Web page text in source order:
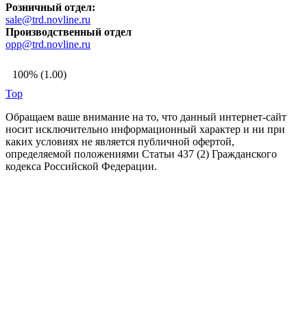
Розничный отдел:
sale@trd.novline.ru
Производственный отдел
opp@trd.novline.ru
100% (1.00)
Top
Обращаем ваше внимание на то, что данный интернет-сайт
носит исключительно информационный характер и ни при
каких условиях не является публичной офертой,
определяемой положениями Статьи 437 (2) Гражданского
кодекса Российской Федерации.